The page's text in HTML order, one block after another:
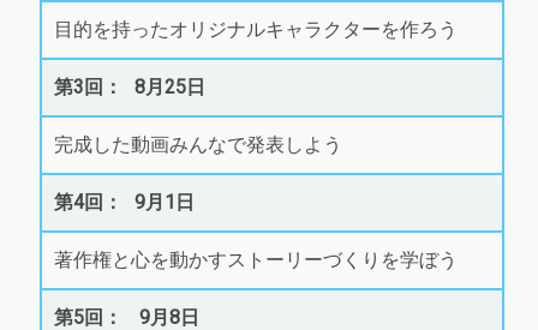
目的を持ったオリジナルキャラクターを作ろう
8月25日
完成した動画みんなで発表しよう
9月1日
著作権と心を動かすストーリーづくりを学ぼう
9月8日